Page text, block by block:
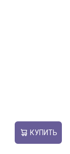
КУПИТЬ